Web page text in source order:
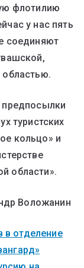
флотилию
у нас пять
соединяют
областью.
предпосылки
туристских
кольцо» и
области».
Воложанин
в отделение